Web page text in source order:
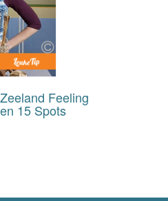
Feeling
15 Spots